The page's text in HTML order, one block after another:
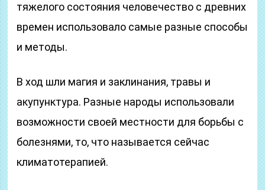
тяжелого состояния человечество с древних
времен использовало самые разные способы
и методы.
В ход шли магия и заклинания, травы и
акупунктура. Разные народы использовали
возможности своей местности для борьбы с
болезнями, то, что называется сейчас
климатотерапией.